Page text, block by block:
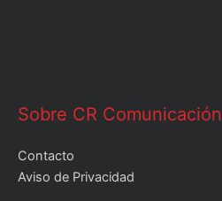
Sobre CR Comunicación
Contacto
Aviso de Privacidad